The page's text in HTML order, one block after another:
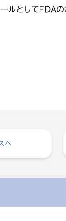
ルとしてFDAの
へ